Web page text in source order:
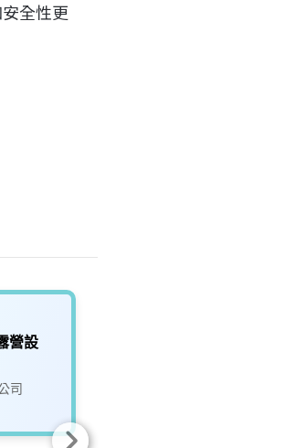
全性更
營設
司